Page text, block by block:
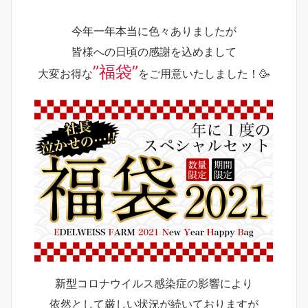
今年一年本当に色々ありましたが
皆様への日頃の感謝を込めまして
大変お得な”福袋”をご用意いたしました！🥳
新型コロナウイルス感染症の影響により
依然として厳しい状況が続いておりますが